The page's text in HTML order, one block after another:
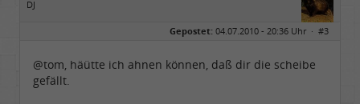
DJ
Dabei seit:
08 / 2008
Gepostet: 04.07.2010 - 20:36 Uhr · #3
@tom, häütte ich ahnen können, daß dir die scheibe
gefällt.